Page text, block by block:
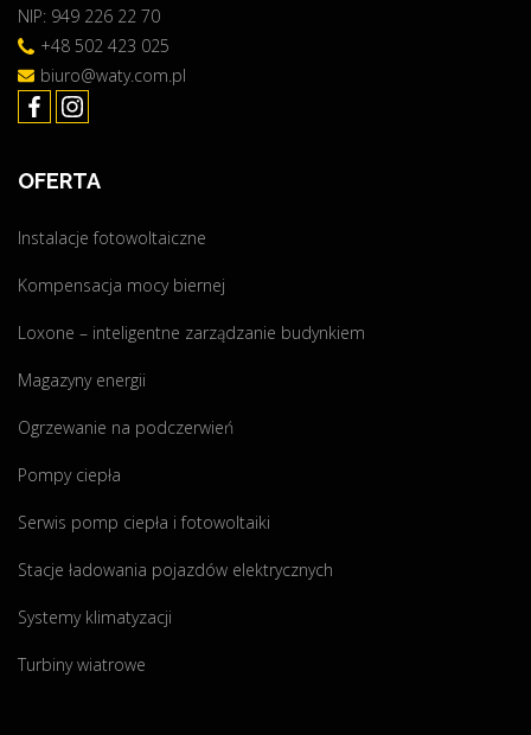
i
r
o
z
l
c
a
i
e
o
w
l
a
i
i
NIP: 949 226 22 70
+48 502 423 025
biuro@waty.com.pl
OFERTA
Instalacje fotowoltaiczne
Kompensacja mocy biernej
Loxone – inteligentne zarządzanie budynkiem
Magazyny energii
Ogrzewanie na podczerwień
Pompy ciepła
Serwis pomp ciepła i fotowoltaiki
Stacje ładowania pojazdów elektrycznych
Systemy klimatyzacji
Turbiny wiatrowe